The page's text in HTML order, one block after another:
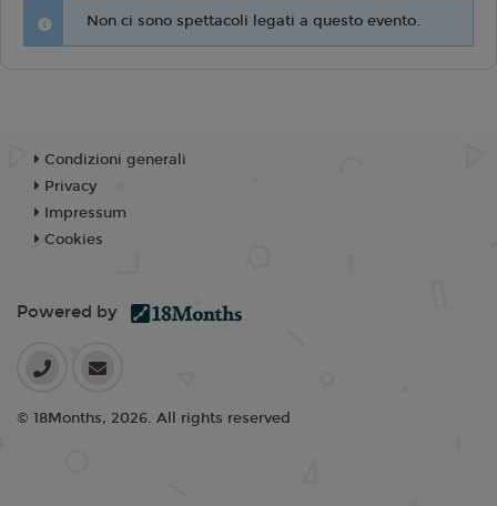
Non ci sono spettacoli legati a questo evento.
Condizioni generali
Privacy
Impressum
Cookies
Powered by
© 18Months, 2026. All rights reserved